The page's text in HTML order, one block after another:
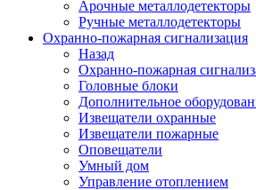
Арочные металлодетекторы
Ручные металлодетекторы
Охранно-пожарная сигнализация
Назад
Охранно-пожарная
Головные блоки
Дополнительное
Извещатели охранные
Извещатели пожарные
Оповещатели
Умный дом
Управление отоплением